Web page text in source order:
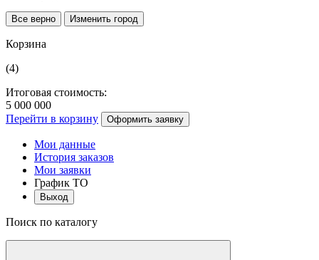
Все верно Изменить город
Корзина
(4)
Итоговая стоимость:
5 000 000
Перейти в корзину
Оформить заявку
Мои данные
История заказов
Мои заявки
График ТО
Выход
Поиск по каталогу